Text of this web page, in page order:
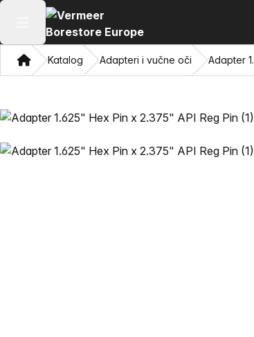
Otvori glavni meni
DomKatalog Adapteri i vučne oči Adapter